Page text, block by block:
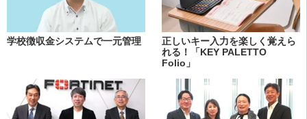
学校徴収金システムで一元管理
正しいキー入力を楽しく覚えら
れる！「KEY PALETTO
Folio」